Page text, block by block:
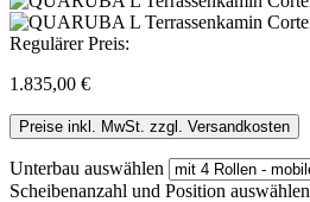
Regulärer Preis:
1.835,00 €
Preise inkl. MwSt. zzgl. Versandkosten
Unterbau auswählen
Scheibenanzahl und Position auswählen